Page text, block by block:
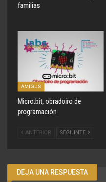
familias
AMIGUS
Micro:bit, obradoiro de
programación
ANTERIOR SEGUINTE
DEJA UNA RESPUESTA